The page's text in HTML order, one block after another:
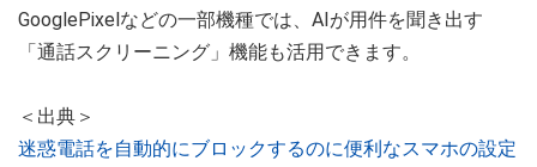
GooglePixelなどの一部機種では、AIが用件を聞き出す
「通話スクリーニング」機能も活用できます。
＜出典＞
迷惑電話を自動的にブロックするのに便利なスマホの設定